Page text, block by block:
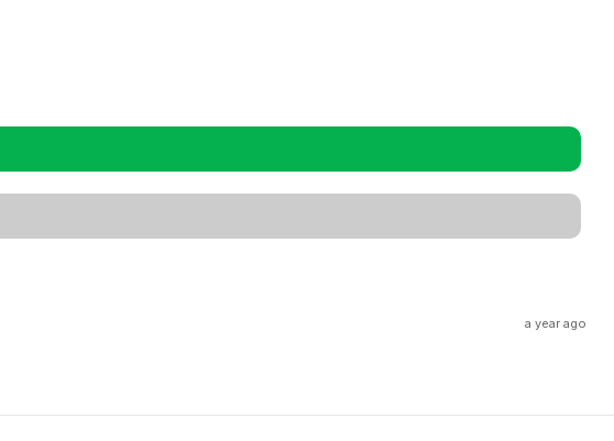
a year ago